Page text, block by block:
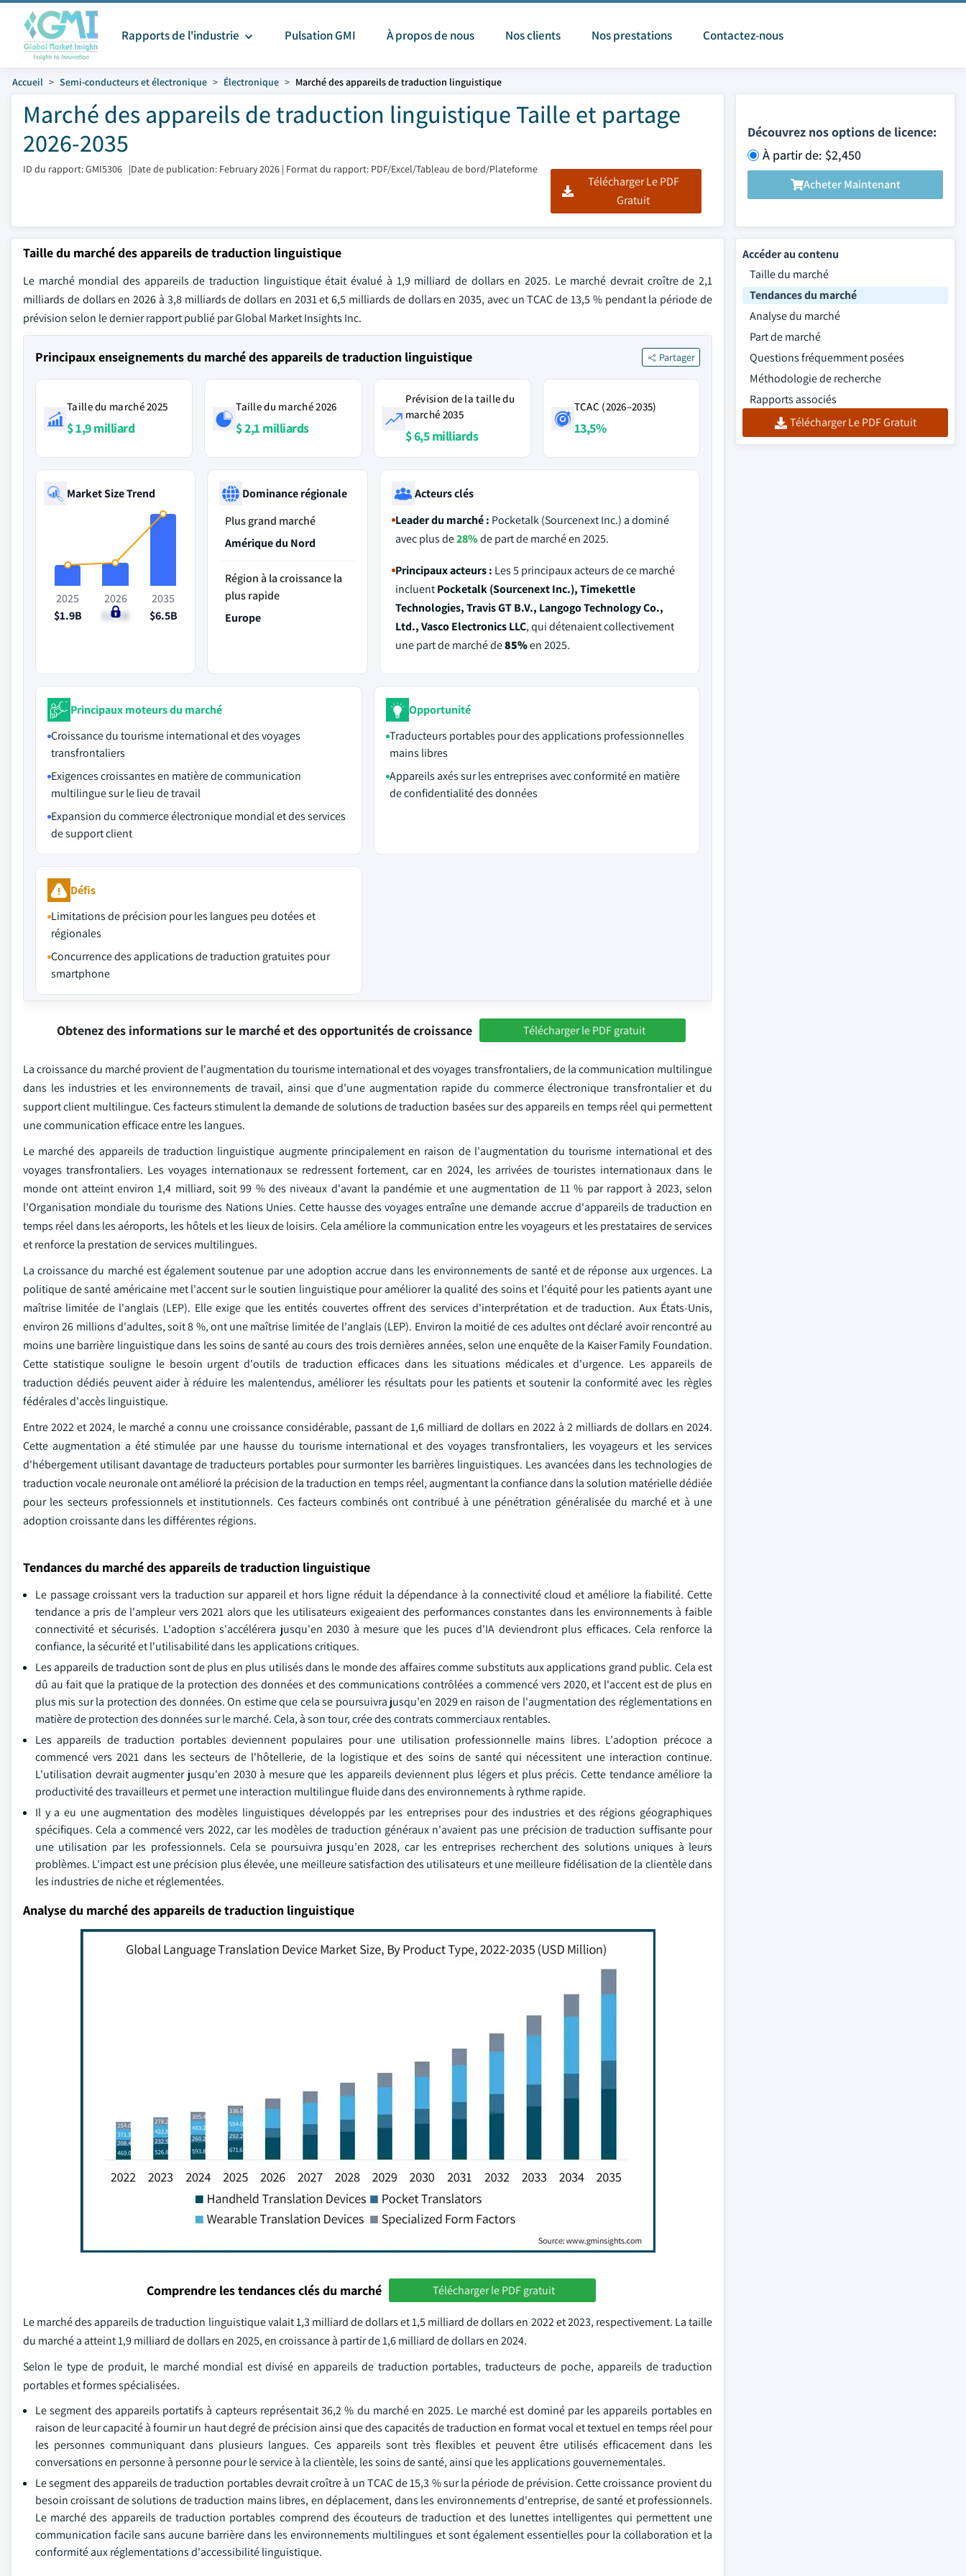
Rapports de l'industrie Pulsation GMI À propos de nous Nos clients Nos prestations Contactez-nous
Accueil Semi-conducteurs et électronique Électronique Marché des appareils de traduction linguistique
Marché des appareils de traduction linguistique Taille et partage
2026-2035
ID du rapport: GMI5306 |Date de publication: February 2026 | Format du rapport: PDF/Excel/Tableau de bord/Plateforme
Télécharger Le PDF
Gratuit
Découvrez nos options de licence:
À partir de: $2,450
Acheter Maintenant
Taille du marché des appareils de traduction linguistique
Le marché mondial des appareils de traduction linguistique était évalué à 1,9 milliard de dollars en 2025. Le marché devrait croître de 2,1
milliards de dollars en 2026 à 3,8 milliards de dollars en 2031 et 6,5 milliards de dollars en 2035, avec un TCAC de 13,5 % pendant la période de
prévision selon le dernier rapport publié par Global Market Insights Inc.
Principaux enseignements du marché des appareils de traduction linguistique Partager
Taille du marché 2025
$ 1,9 milliard
Taille du marché 2026
$ 2,1 milliards
Prévision de la taille du
marché 2035
$ 6,5 milliards
TCAC (2026–2035)
13,5%
Market Size Trend
2025
$1.9B
2026
$2.1B
2035
$6.5B
Dominance régionale
Plus grand marché
Amérique du Nord
Région à la croissance la
plus rapide
Europe
Acteurs clés
Leader du marché : Pocketalk (Sourcenext Inc.) a dominé
avec plus de28%de part de marché en 2025.
Principaux acteurs : Les 5 principaux acteurs de ce marché
incluentPocketalk (Sourcenext Inc.), Timekettle
Technologies, Travis GT B.V., Langogo Technology Co.,
Ltd., Vasco Electronics LLC, qui détenaient collectivement
une part de marché de85%en 2025.
Principaux moteurs du marché
Croissance du tourisme international et des voyages
transfrontaliers
Exigences croissantes en matière de communication
multilingue sur le lieu de travail
Expansion du commerce électronique mondial et des services
de support client
Opportunité
Traducteurs portables pour des applications professionnelles
mains libres
Appareils axés sur les entreprises avec conformité en matière
de confidentialité des données
Défis
Limitations de précision pour les langues peu dotées et
régionales
Concurrence des applications de traduction gratuites pour
smartphone
Obtenez des informations sur le marché et des opportunités de croissance Télécharger le PDF gratuit
La croissance du marché provient de l'augmentation du tourisme international et des voyages transfrontaliers, de la communication multilingue
dans les industries et les environnements de travail, ainsi que d'une augmentation rapide du commerce électronique transfrontalier et du
support client multilingue. Ces facteurs stimulent la demande de solutions de traduction basées sur des appareils en temps réel qui permettent
une communication efficace entre les langues.
Le marché des appareils de traduction linguistique augmente principalement en raison de l'augmentation du tourisme international et des
voyages transfrontaliers. Les voyages internationaux se redressent fortement, car en 2024, les arrivées de touristes internationaux dans le
monde ont atteint environ 1,4 milliard, soit 99 % des niveaux d'avant la pandémie et une augmentation de 11 % par rapport à 2023, selon
l'Organisation mondiale du tourisme des Nations Unies. Cette hausse des voyages entraîne une demande accrue d'appareils de traduction en
temps réel dans les aéroports, les hôtels et les lieux de loisirs. Cela améliore la communication entre les voyageurs et les prestataires de services
et renforce la prestation de services multilingues.
La croissance du marché est également soutenue par une adoption accrue dans les environnements de santé et de réponse aux urgences. La
politique de santé américaine met l'accent sur le soutien linguistique pour améliorer la qualité des soins et l'équité pour les patients ayant une
maîtrise limitée de l'anglais (LEP). Elle exige que les entités couvertes offrent des services d'interprétation et de traduction. Aux États-Unis,
environ 26 millions d'adultes, soit 8 %, ont une maîtrise limitée de l'anglais (LEP). Environ la moitié de ces adultes ont déclaré avoir rencontré au
moins une barrière linguistique dans les soins de santé au cours des trois dernières années, selon une enquête de la Kaiser Family Foundation.
Cette statistique souligne le besoin urgent d'outils de traduction efficaces dans les situations médicales et d'urgence. Les appareils de
traduction dédiés peuvent aider à réduire les malentendus, améliorer les résultats pour les patients et soutenir la conformité avec les règles
fédérales d'accès linguistique.
Entre 2022 et 2024, le marché a connu une croissance considérable, passant de 1,6 milliard de dollars en 2022 à 2 milliards de dollars en 2024.
Cette augmentation a été stimulée par une hausse du tourisme international et des voyages transfrontaliers, les voyageurs et les services
d'hébergement utilisant davantage de traducteurs portables pour surmonter les barrières linguistiques. Les avancées dans les technologies de
traduction vocale neuronale ont amélioré la précision de la traduction en temps réel, augmentant la confiance dans la solution matérielle dédiée
pour les secteurs professionnels et institutionnels. Ces facteurs combinés ont contribué à une pénétration généralisée du marché et à une
adoption croissante dans les différentes régions.
Tendances du marché des appareils de traduction linguistique
Le passage croissant vers la traduction sur appareil et hors ligne réduit la dépendance à la connectivité cloud et améliore la fiabilité. Cette
tendance a pris de l'ampleur vers 2021 alors que les utilisateurs exigeaient des performances constantes dans les environnements à faible
connectivité et sécurisés. L'adoption s'accélérera jusqu'en 2030 à mesure que les puces d'IA deviendront plus efficaces. Cela renforce la
confiance, la sécurité et l'utilisabilité dans les applications critiques.
Les appareils de traduction sont de plus en plus utilisés dans le monde des affaires comme substituts aux applications grand public. Cela est
dû au fait que la pratique de la protection des données et des communications contrôlées a commencé vers 2020, et l'accent est de plus en
plus mis sur la protection des données. On estime que cela se poursuivra jusqu'en 2029 en raison de l'augmentation des réglementations en
matière de protection des données sur le marché. Cela, à son tour, crée des contrats commerciaux rentables.
Les appareils de traduction portables deviennent populaires pour une utilisation professionnelle mains libres. L'adoption précoce a
commencé vers 2021 dans les secteurs de l'hôtellerie, de la logistique et des soins de santé qui nécessitent une interaction continue.
L'utilisation devrait augmenter jusqu'en 2030 à mesure que les appareils deviennent plus légers et plus précis. Cette tendance améliore la
productivité des travailleurs et permet une interaction multilingue fluide dans des environnements à rythme rapide.
Il y a eu une augmentation des modèles linguistiques développés par les entreprises pour des industries et des régions géographiques
spécifiques. Cela a commencé vers 2022, car les modèles de traduction généraux n'avaient pas une précision de traduction suffisante pour
une utilisation par les professionnels. Cela se poursuivra jusqu'en 2028, car les entreprises recherchent des solutions uniques à leurs
problèmes. L'impact est une précision plus élevée, une meilleure satisfaction des utilisateurs et une meilleure fidélisation de la clientèle dans
les industries de niche et réglementées.
Analyse du marché des appareils de traduction linguistique
Comprendre les tendances clés du marché Télécharger le PDF gratuit
Le marché des appareils de traduction linguistique valait 1,3 milliard de dollars et 1,5 milliard de dollars en 2022 et 2023, respectivement. La taille
du marché a atteint 1,9 milliard de dollars en 2025, en croissance à partir de 1,6 milliard de dollars en 2024.
Selon le type de produit, le marché mondial est divisé en appareils de traduction portables, traducteurs de poche, appareils de traduction
portables et formes spécialisées.
Le segment des appareils portatifs à capteurs représentait 36,2 % du marché en 2025. Le marché est dominé par les appareils portables en
raison de leur capacité à fournir un haut degré de précision ainsi que des capacités de traduction en format vocal et textuel en temps réel pour
les personnes communiquant dans plusieurs langues. Ces appareils sont très flexibles et peuvent être utilisés efficacement dans les
conversations en personne à personne pour le service à la clientèle, les soins de santé, ainsi que les applications gouvernementales.
Le segment des appareils de traduction portables devrait croître à un TCAC de 15,3 % sur la période de prévision. Cette croissance provient du
besoin croissant de solutions de traduction mains libres, en déplacement, dans les environnements d'entreprise, de santé et professionnels.
Le marché des appareils de traduction portables comprend des écouteurs de traduction et des lunettes intelligentes qui permettent une
communication facile sans aucune barrière dans les environnements multilingues et sont également essentielles pour la collaboration et la
conformité aux réglementations d'accessibilité linguistique.
Accéder au contenu
Taille du marché
Tendances du marché
Analyse du marché
Part de marché
Questions fréquemment posées
Méthodologie de recherche
Rapports associés
Télécharger Le PDF Gratuit